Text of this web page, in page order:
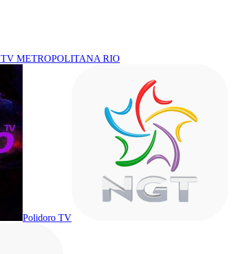
TV METROPOLITANA RIO
Polidoro TV